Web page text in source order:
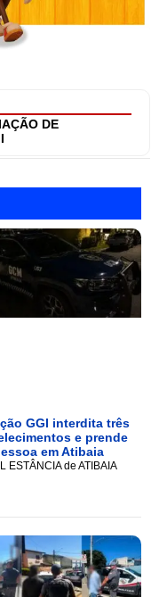
DE
GGI interdita três
e prende
em Atibaia
ESTÂNCIA de ATIBAIA